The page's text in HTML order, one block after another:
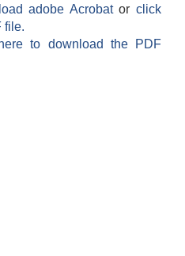
adobe Acrobatorclick
file.
to download the PDF